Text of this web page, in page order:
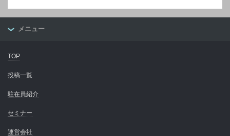
メニュー
TOP
投稿一覧
駐在員紹介
セミナー
運営会社